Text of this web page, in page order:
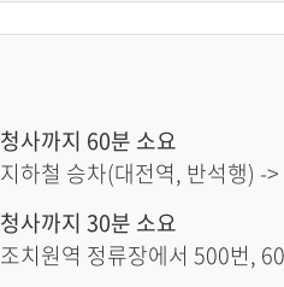
청사까지 60분 소요
지하철 승차(대전역, 반석행) -
청사까지 30분 소요
조치원역 정류장에서 500번,